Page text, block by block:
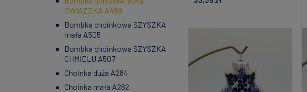
GWIAZDKA A489
Bombka choinkowa SZYSZKA
mała A505
Bombka choinkowa SZYSZKA
CHMIELU A507
Choinka duża A284
Choinka mała A282